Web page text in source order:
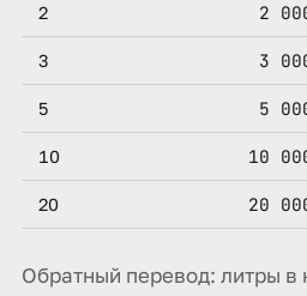
2 2
3 3
5 5
10 10
20 20
Обратный перевод: литры в